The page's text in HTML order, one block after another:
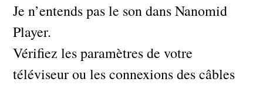
Je n’entends pas le son dans Nanomid
Player.
Vérifiez les paramètres de votre
téléviseur ou les connexions des câbles